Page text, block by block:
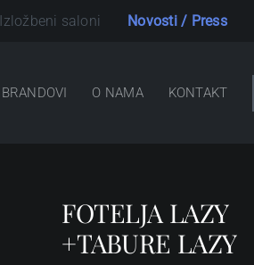
Izložbeni saloni Novosti / Press
BRANDOVI O NAMA KONTAKT
FOTELJA LAZY
+TABURE LAZY